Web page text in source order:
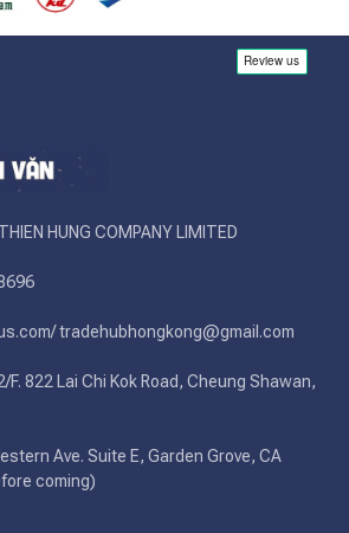
HUNG COMPANY LIMITED
tradehubhongkong@gmail.com
822 Lai Chi Kok Road, Cheung Shawan,
Ave. Suite E, Garden Grove, CA
coming)